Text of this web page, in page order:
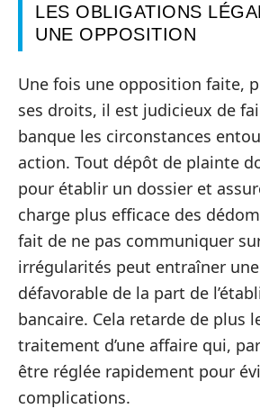
LES OBLIGATIONS
UNE OPPOSITION
Une fois une opposition faite,
ses droits, il est judicieux de
banque les circonstances
action. Tout dépôt de plainte
pour établir un dossier et
charge plus efficace des
fait de ne pas communiquer
irrégularités peut entraîner
défavorable de la part de
bancaire. Cela retarde de plus
traitement d’une affaire qui,
être réglée rapidement pour
complications.